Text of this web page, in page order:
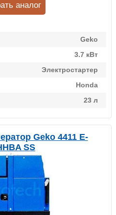
Geko
3.7 кВт
Электростартер
Honda
23 л
аналог
Geko 4411 E-
SS